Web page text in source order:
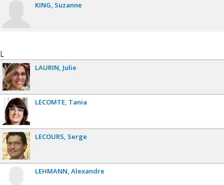
KING Suzanne
L
LAURIN Julie
LECOMTE Tania
LECOURS Serge
LEHMANN Alexandre